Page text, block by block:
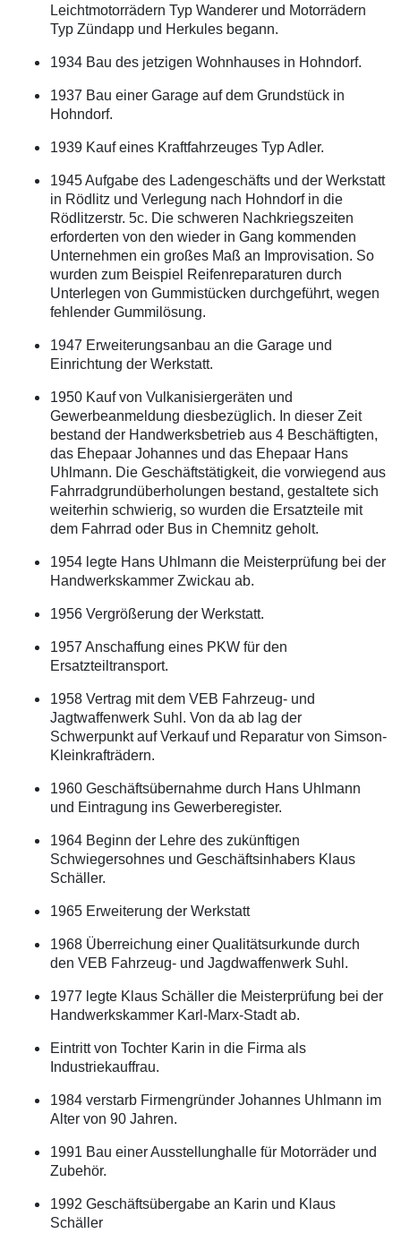
Leichtmotorrädern Typ Wanderer und Motorrädern
Typ Zündapp und Herkules begann.
1934 Bau des jetzigen Wohnhauses in Hohndorf.
1937 Bau einer Garage auf dem Grundstück in
Hohndorf.
1939 Kauf eines Kraftfahrzeuges Typ Adler.
1945 Aufgabe des Ladengeschäfts und der Werkstatt
in Rödlitz und Verlegung nach Hohndorf in die
Rödlitzerstr. 5c. Die schweren Nachkriegszeiten
erforderten von den wieder in Gang kommenden
Unternehmen ein großes Maß an Improvisation. So
wurden zum Beispiel Reifenreparaturen durch
Unterlegen von Gummistücken durchgeführt, wegen
fehlender Gummilösung.
1947 Erweiterungsanbau an die Garage und
Einrichtung der Werkstatt.
1950 Kauf von Vulkanisiergeräten und
Gewerbeanmeldung diesbezüglich. In dieser Zeit
bestand der Handwerksbetrieb aus 4 Beschäftigten,
das Ehepaar Johannes und das Ehepaar Hans
Uhlmann. Die Geschäftstätigkeit, die vorwiegend aus
Fahrradgrundüberholungen bestand, gestaltete sich
weiterhin schwierig, so wurden die Ersatzteile mit
dem Fahrrad oder Bus in Chemnitz geholt.
1954 legte Hans Uhlmann die Meisterprüfung bei der
Handwerkskammer Zwickau ab.
1956 Vergrößerung der Werkstatt.
1957 Anschaffung eines PKW für den
Ersatzteiltransport.
1958 Vertrag mit dem VEB Fahrzeug- und
Jagtwaffenwerk Suhl. Von da ab lag der
Schwerpunkt auf Verkauf und Reparatur von Simson-
Kleinkrafträdern.
1960 Geschäftsübernahme durch Hans Uhlmann
und Eintragung ins Gewerberegister.
1964 Beginn der Lehre des zukünftigen
Schwiegersohnes und Geschäftsinhabers Klaus
Schäller.
1965 Erweiterung der Werkstatt
1968 Überreichung einer Qualitätsurkunde durch
den VEB Fahrzeug- und Jagdwaffenwerk Suhl.
1977 legte Klaus Schäller die Meisterprüfung bei der
Handwerkskammer Karl-Marx-Stadt ab.
Eintritt von Tochter Karin in die Firma als
Industriekauffrau.
1984 verstarb Firmengründer Johannes Uhlmann im
Alter von 90 Jahren.
1991 Bau einer Ausstellunghalle für Motorräder und
Zubehör.
1992 Geschäftsübergabe an Karin und Klaus
Schäller